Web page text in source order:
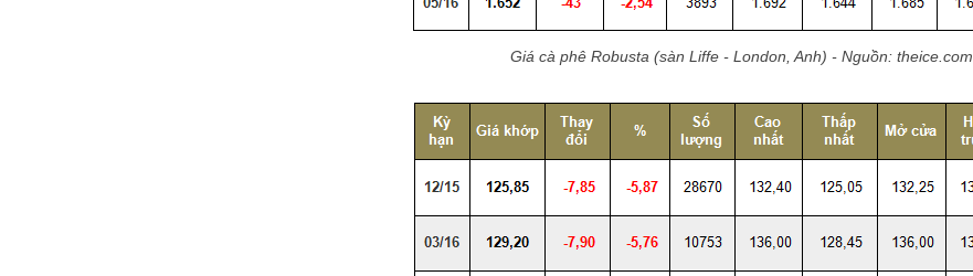
Giá cà phê Robusta (sàn Liffe - London, Anh) - Nguồn: theice.com